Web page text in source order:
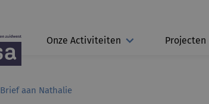
Onze Activiteiten Projecten
Brief aan Nathalie